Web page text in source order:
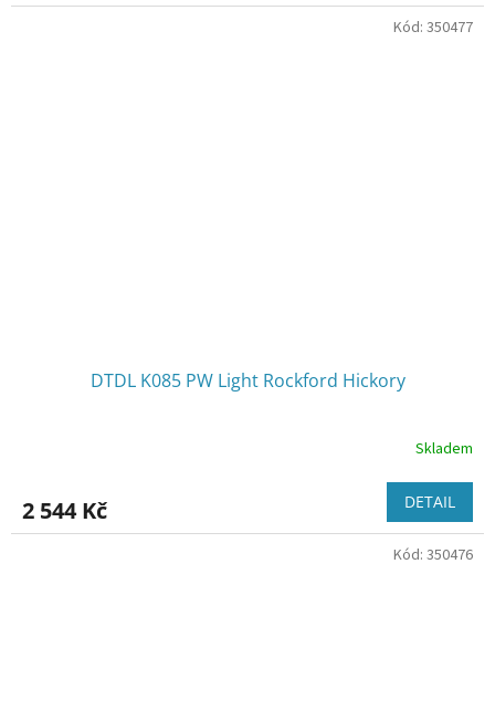
DTDL K085 PW Light Rockford Hickory
Skladem
2 544 Kč DETAIL
Kód: 350477
Kód: 350476